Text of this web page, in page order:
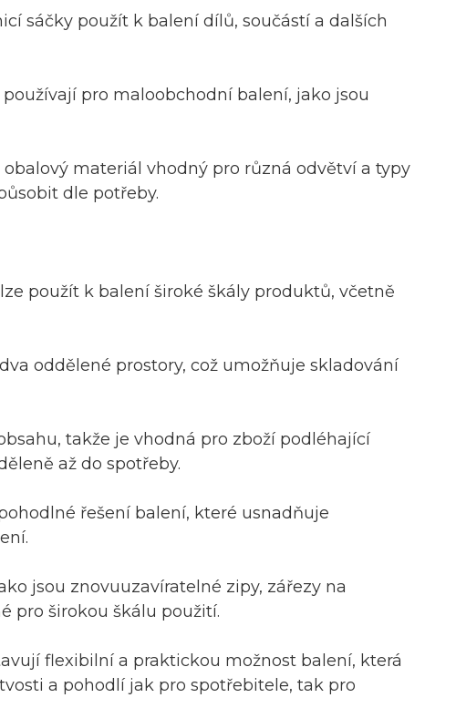
sáčky použít k balení dílů, součástí a dalších
pro maloobchodní balení, jako jsou
materiál vhodný pro různá odvětví a typy
dle potřeby.
použít k balení široké škály produktů, včetně
oddělené prostory, což umožňuje skladování
takže je vhodná pro zboží podléhající
až do spotřeby.
řešení balení, které usnadňuje
jsou znovuuzavíratelné zipy, zářezy na
pro širokou škálu použití.
flexibilní a praktickou možnost balení, která
a pohodlí jak pro spotřebitele, tak pro